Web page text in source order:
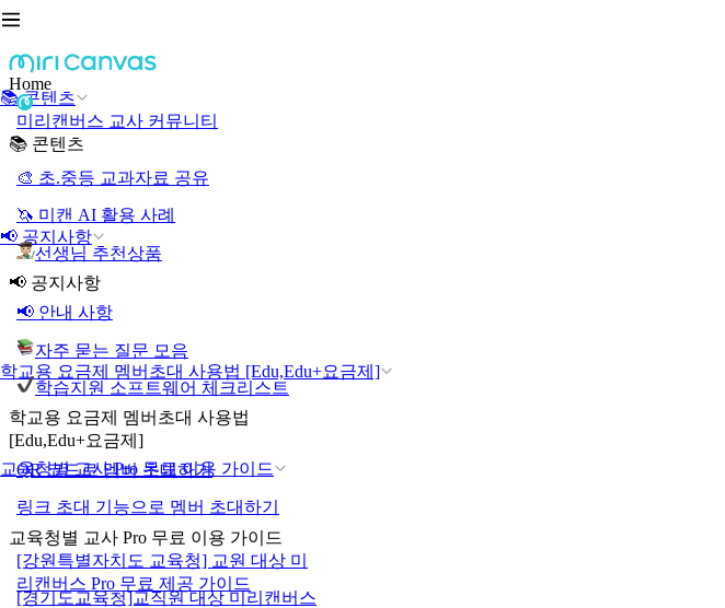
📚 콘텐츠
📢 공지사항
학교용 요금제 멤버초대 사용법 [Edu,Edu+요금제]
교육청별 교사 Pro 무료 이용 가이드
Home
미리캔버스 교사 커뮤니티
📚 콘텐츠
🎨 초.중등 교과자료 공유
🦄 미캔 AI 활용 사례
선생님 추천상품
📢 공지사항
📢 안내 사항
자주 묻는 질문 모음
학습지원 소프트웨어 체크리스트
학교용 요금제 멤버초대 사용법
[Edu,Edu+요금제]
QR 코드로 멤버 초대하기
링크 초대 기능으로 멤버 초대하기
교육청별 교사 Pro 무료 이용 가이드
[강원특별자치도 교육청] 교원 대상 미
리캔버스 Pro 무료 제공 가이드
[경기도교육청]교직원 대상 미리캔버스